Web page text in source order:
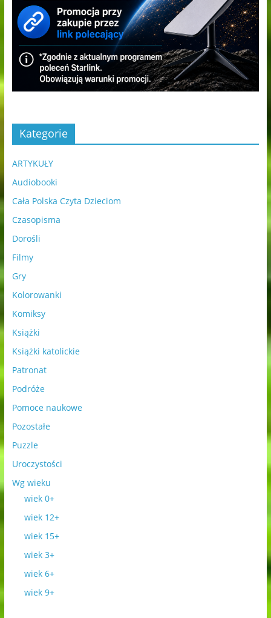
Kategorie
ARTYKUŁY
Audiobooki
Cała Polska Czyta Dzieciom
Czasopisma
Dorośli
Filmy
Gry
Kolorowanki
Komiksy
Książki
Książki katolickie
Patronat
Podróże
Pomoce naukowe
Pozostałe
Puzzle
Uroczystości
Wg wieku
wiek 0+
wiek 12+
wiek 15+
wiek 3+
wiek 6+
wiek 9+